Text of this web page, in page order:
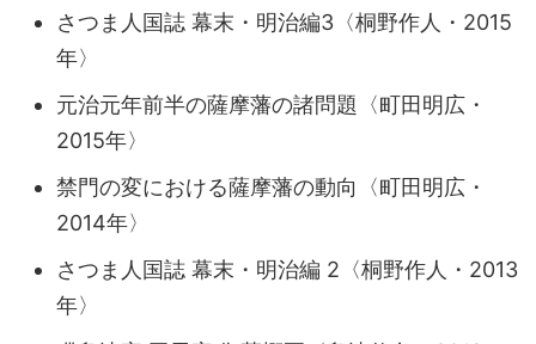
さつま人国誌 幕末・明治編3〈桐野作人・2015
年〉
元治元年前半の薩摩藩の諸問題〈町田明広・
2015年〉
禁門の変における薩摩藩の動向〈町田明広・
2014年〉
さつま人国誌 幕末・明治編 2〈桐野作人・2013
年〉